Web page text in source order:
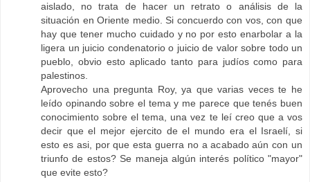
aislado, no trata de hacer un retrato o análisis de la
situación en Oriente medio. Si concuerdo con vos, con que
hay que tener mucho cuidado y no por esto enarbolar a la
ligera un juicio condenatorio o juicio de valor sobre todo un
pueblo, obvio esto aplicado tanto para judíos como para
palestinos.
Aprovecho una pregunta Roy, ya que varias veces te he
leído opinando sobre el tema y me parece que tenés buen
conocimiento sobre el tema, una vez te leí creo que a vos
decir que el mejor ejercito de el mundo era el Israelí, si
esto es asi, por que esta guerra no a acabado aún con un
triunfo de estos? Se maneja algún interés político "mayor"
que evite esto?